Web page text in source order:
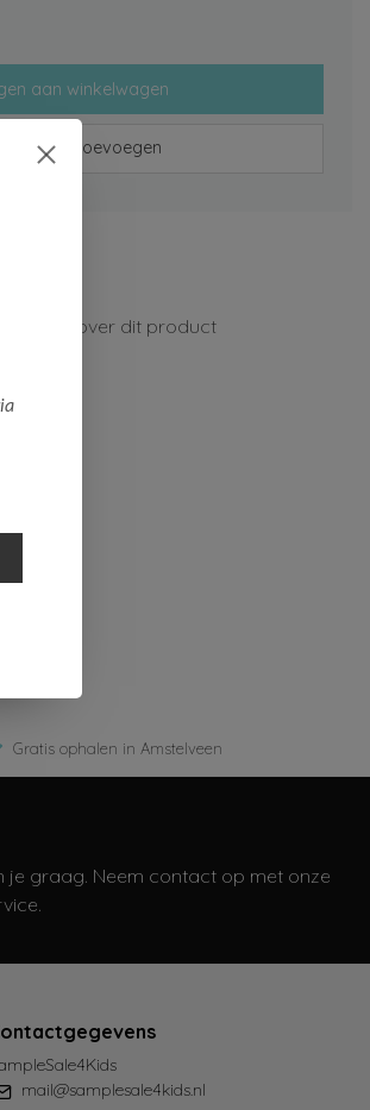
aan winkelwagen
toevoegen
op over dit product
Gratis ophalen in Amstelveen
je graag. Neem contact op met onze
mail@samplesale4kids.nl